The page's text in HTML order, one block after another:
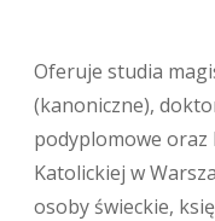
Oferuje studia
(kanoniczne),
podyplomowe oraz
Katolickiej w
osoby świeckie,